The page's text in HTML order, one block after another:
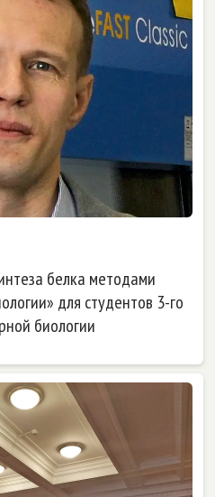
белка методами
для студентов 3-го
биологии